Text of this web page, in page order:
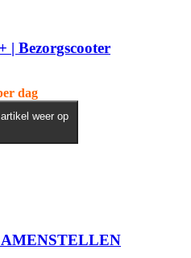
Bezorgscooter
dag
weer op